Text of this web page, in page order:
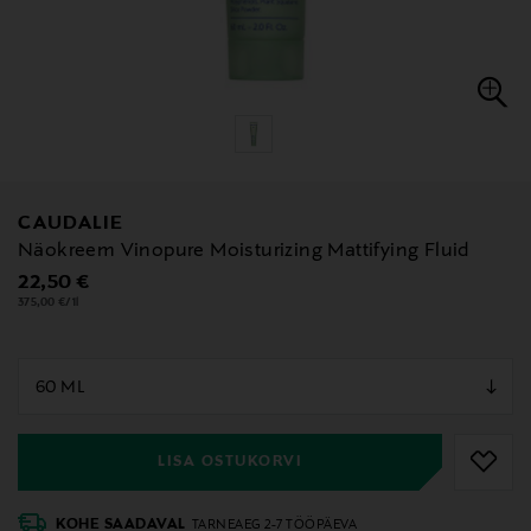
CAUDALIE
Näokreem Vinopure Moisturizing Mattifying Fluid
Original Price
22,50 €
375,00 €/1l
LISA OSTUKORVI
KOHE SAADAVAL TARNEAEG 2-7 TÖÖPÄEVA